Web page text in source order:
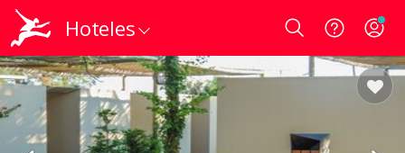
Hoteles Login